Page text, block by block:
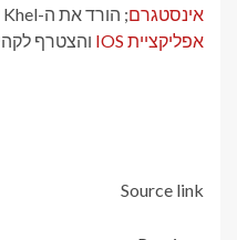
אינסטגרם; הורד את ה-Khel עכשיו
אפליקציית IOS
והצטרף
Source link